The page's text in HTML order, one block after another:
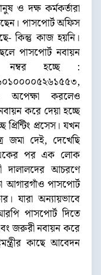
ও দক্ষ কর্মকর্তারা
পাসপোর্ট অফিস
কিন্তু কাজ হয়নি।
পাসপোর্ট নবায়ন
নম্বর হচ্ছে :
অপেক্ষা করলেও
করে দেয়া হচ্ছে
প্রসেস। যখন
জমা দেই, দেখেছি
একের পর এক লোক
দালালদের আচরণে
আগারগাঁও পাসপোর্ট
যারা অন্যায়ভাবে
পাসপোর্ট দিতে
জরুরী নবায়ন করে
কাছে আবেদন